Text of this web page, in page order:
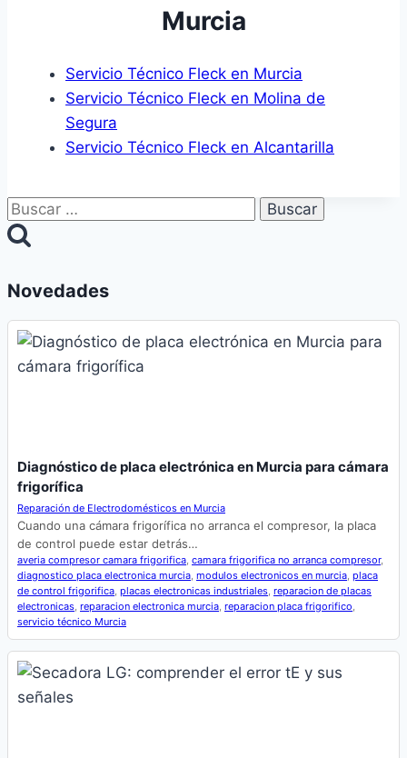
Murcia
Servicio Técnico Fleck en Murcia
Servicio Técnico Fleck en Molina de
Segura
Servicio Técnico Fleck en Alcantarilla
Buscar:
Novedades
Diagnóstico de placa electrónica en Murcia para cámara
frigorífica
Reparación de Electrodomésticos en Murcia
Cuando una cámara frigorífica no arranca el compresor, la placa
de control puede estar detrás…
averia compresor camara frigorifica camara frigorifica no arranca compresor,
diagnostico placa electronica murcia modulos electronicos en murcia placa
de control frigorifica placas electronicas industriales reparacion de placas
electronicas reparacion electronica murcia reparacion placa frigorifico
servicio técnico Murcia